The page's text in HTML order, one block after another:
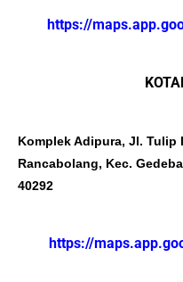
https://
Komplek Adipura, Jl. Tulip
Rancabolang, Kec.
40292
https://